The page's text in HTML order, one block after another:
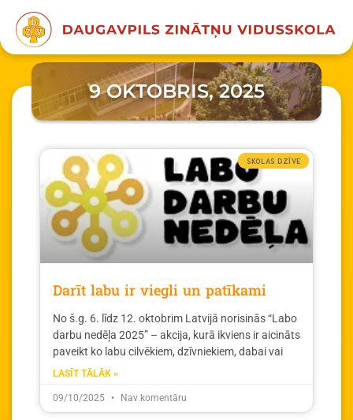
9 OKTOBRIS, 2025
SKOLAS DZĪVE
Darīt labu ir viegli un patīkami
No š.g. 6. līdz 12. oktobrim Latvijā norisinās “Labo
darbu nedēļa 2025” – akcija, kurā ikviens ir aicināts
paveikt ko labu cilvēkiem, dzīvniekiem, dabai vai
LASĪT TĀLĀK »
09/10/2025 Nav komentāru